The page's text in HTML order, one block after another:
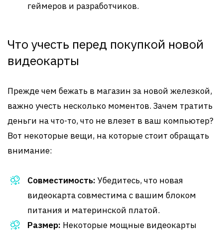
геймеров и разработчиков.
Что учесть перед покупкой новой
видеокарты
Прежде чем бежать в магазин за новой железкой,
важно учесть несколько моментов. Зачем тратить
деньги на что-то, что не влезет в ваш компьютер?
Вот некоторые вещи, на которые стоит обращать
внимание:
Совместимость: Убедитесь, что новая
видеокарта совместима с вашим блоком
питания и материнской платой.
Размер: Некоторые мощные видеокарты